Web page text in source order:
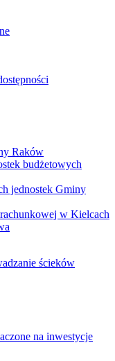
Raków
budżetowych
jednostek Gminy
w Kielcach
ścieków
na inwestycje